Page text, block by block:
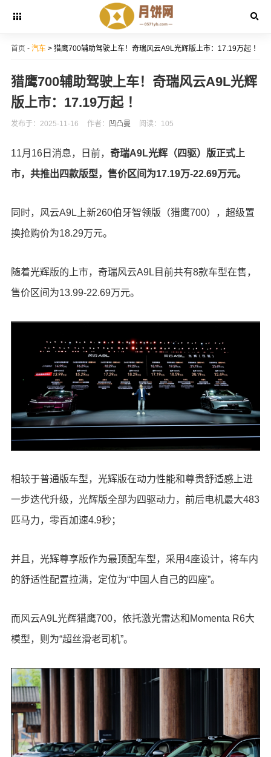
首页 - 汽车> 猎鹰700辅助驾驶上车！奇瑞风云A9L光辉版上市：17.19万起 ！
猎鹰700辅助驾驶上车！奇瑞风云A9L光辉
版上市：17.19万起 ！
发布于：2025-11-16 作者： 凹凸曼 阅读：105
11月16日消息，日前， 奇瑞A9L光辉（四驱）版正式上
市，共推出四款版型，售价区间为17.19万-22.69万元。
同时，风云A9L上新260伯牙智领版（猎鹰700），超级置
换抢购价为18.29万元。
随着光辉版的上市，奇瑞风云A9L目前共有8款车型在售，
售价区间为13.99-22.69万元。
相较于普通版车型，光辉版在动力性能和尊贵舒适感上进
一步迭代升级，光辉版全部为四驱动力，前后电机最大483
匹马力，零百加速4.9秒；
并且，光辉尊享版作为最顶配车型，采用4座设计，将车内
的舒适性配置拉满，定位为“中国人自己的四座”。
而风云A9L光辉猎鹰700，依托激光雷达和Momenta R6大
模型，则为“超丝滑老司机”。